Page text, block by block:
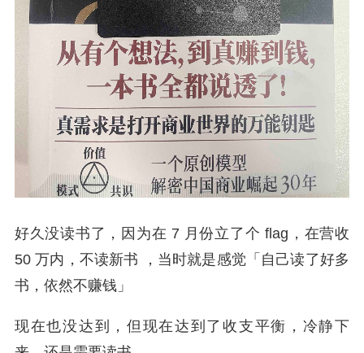
好久没读书了，因为在 7 月份立了个 flag，在营收
50 万内，不读新书 ，当时就是感觉「自己读了好多
书，依然不赚钱」
现在也没达到，但现在达到了收支平衡，冷静下